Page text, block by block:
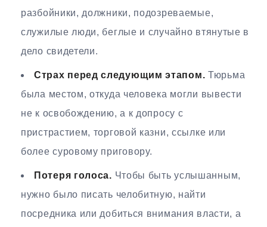
разбойники, должники, подозреваемые,
служилые люди, беглые и случайно втянутые в
дело свидетели.
Страх перед следующим этапом. Тюрьма
была местом, откуда человека могли вывести
не к освобождению, а к допросу с
пристрастием, торговой казни, ссылке или
более суровому приговору.
Потеря голоса. Чтобы быть услышанным,
нужно было писать челобитную, найти
посредника или добиться внимания власти, а